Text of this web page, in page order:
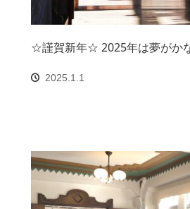
☆謹賀新年☆ 2025年は夢がか
2025.1.1